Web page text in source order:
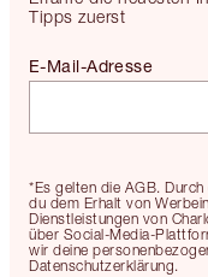
Tipps zuerst
*Es gelten die AGB.
du dem Erhalt von
Dienstleistungen von
über Social-Media-
wir deine
Datenschutzerklärung.
E-Mail-Adresse